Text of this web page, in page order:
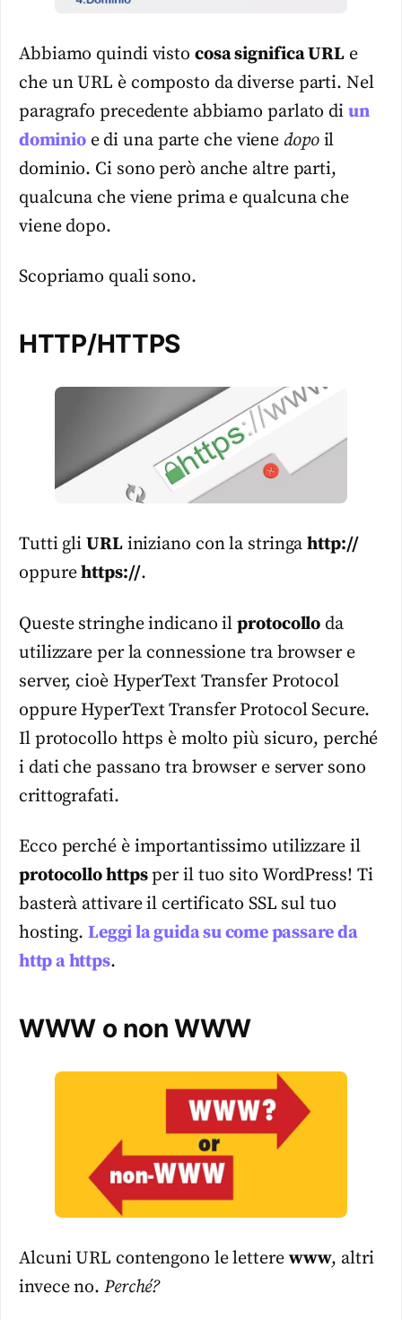
Abbiamo quindi visto cosa significa URL e
che un URL è composto da diverse parti. Nel
paragrafo precedente abbiamo parlato di un
dominioe di una parte che viene dopoil
dominio. Ci sono però anche altre parti,
qualcuna che viene prima e qualcuna che
viene dopo.
Scopriamo quali sono.
HTTP/HTTPS
Tutti gli URLiniziano con la stringahttp://
oppurehttps://.
Queste stringhe indicano ilprotocollo da
utilizzare per la connessione tra browser e
server, cioè HyperText Transfer Protocol
oppure HyperText Transfer Protocol Secure.
Il protocollo https è molto più sicuro, perché
i dati che passano tra browser e server sono
crittografati.
Ecco perché è importantissimo utilizzare il
protocollo httpsper il tuo sito WordPress! Ti
basterà attivare il certificato SSL sul tuo
hosting.Leggi la guida su come passare da
http a https.
WWW o non WWW
Alcuni URL contengono le lettere www, altri
invece no. Perché?